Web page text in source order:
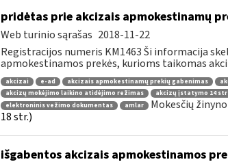
pridėtas prie akcizais apmokestinamų
Web turinio sąrašas 2018-11-22
Registracijos numeris KM1463 Ši informacija
apmokestinamos prekės, kurioms taikomas
akcizai e-ad akcizais apmokestinamų prekių gabenimas
akcizų mokėjimo laikino atidėjimo režimas
akcizų įstatymo 14 str
elektroninis vežimo dokumentas
amlar Mokesčių
18 str.)
išgabentos akcizais apmokestinamos